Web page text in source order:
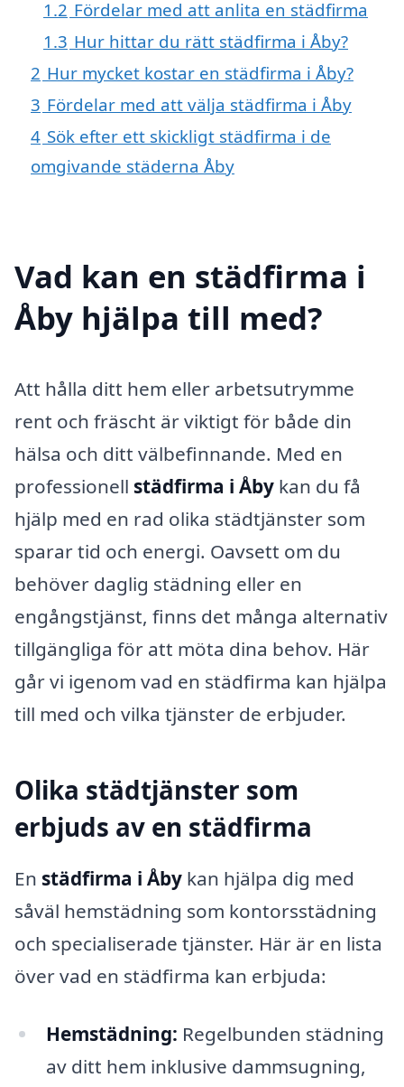
1.2 Fördelar med att anlita en städfirma
1.3 Hur hittar du rätt städfirma i Åby?
2 Hur mycket kostar en städfirma i Åby?
3 Fördelar med att välja städfirma i Åby
4 Sök efter ett skickligt städfirma i de
omgivande städerna Åby
Vad kan en städfirma i
Åby hjälpa till med?
Att hålla ditt hem eller arbetsutrymme
rent och fräscht är viktigt för både din
hälsa och ditt välbefinnande. Med en
professionell städfirma i Åby kan du få
hjälp med en rad olika städtjänster som
sparar tid och energi. Oavsett om du
behöver daglig städning eller en
engångstjänst, finns det många alternativ
tillgängliga för att möta dina behov. Här
går vi igenom vad en städfirma kan hjälpa
till med och vilka tjänster de erbjuder.
Olika städtjänster som
erbjuds av en städfirma
En städfirma i Åby kan hjälpa dig med
såväl hemstädning som kontorsstädning
och specialiserade tjänster. Här är en lista
över vad en städfirma kan erbjuda:
Hemstädning: Regelbunden städning
av ditt hem inklusive dammsugning,